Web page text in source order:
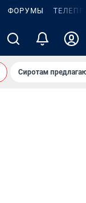
ФОРУМЫ
Сиротам